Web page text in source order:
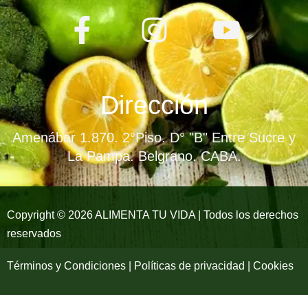
F
a
c
e
b
o
o
k
f
I
n
s
t
a
g
r
a
Y
o
u
t
u
b
e
Dirección
Amenábar 1.870. 2°Piso. D° "B" Entre Sucre y
La Pampa. Belgrano. CABA.
Copyright © 2026 ALIMENTA TU VIDA | Todos los derechos
reservados
Términos y Condiciones | Políticas de privacidad | Cookies